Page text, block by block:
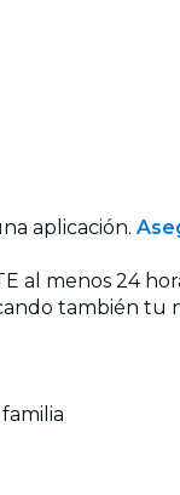
aplicación.
al menos 24
también tu